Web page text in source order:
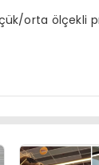
orta ölçekli